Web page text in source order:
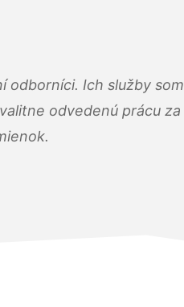
odborníci. Ich služby som
odvedenú prácu za